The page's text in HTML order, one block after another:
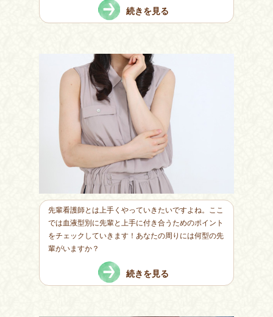
続きを見る
先輩看護師とは上手くやっていきたいですよね。ここ
では血液型別に先輩と上手に付き合うためのポイント
をチェックしていきます！あなたの周りには何型の先
輩がいますか？
続きを見る